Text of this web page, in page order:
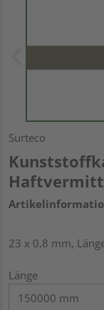
Surteco
23 x 0,8 mm,
Länge